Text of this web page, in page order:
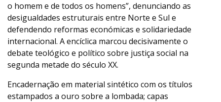
o homem e de todos os homens”, denunciando as
desigualdades estruturais entre Norte e Sul e
defendendo reformas económicas e solidariedade
internacional. A encíclica marcou decisivamente o
debate teológico e político sobre justiça social na
segunda metade do século XX.
Encadernação em material sintético com os títulos
estampados a ouro sobre a lombada; capas